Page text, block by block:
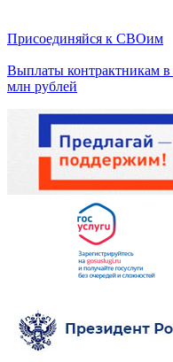
Присоединяйся к СВОим
Выплаты контрактникам
млн рублей